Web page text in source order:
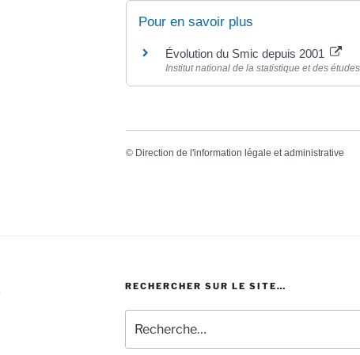
Pour en savoir plus
Évolution du Smic depuis 2001
Institut national de la statistique et des
© Direction de l'information légale et administrative
RECHERCHER SUR LE SITE…
pour